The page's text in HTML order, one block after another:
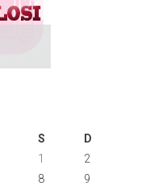
S
D
1
2
8
9